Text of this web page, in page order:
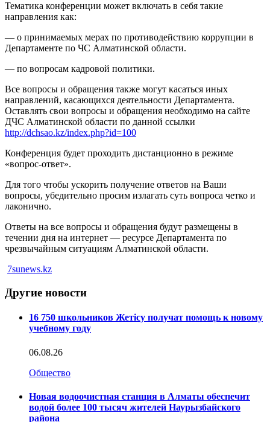
Тематика конференции может включать в себя такие
направления как:
— о принимаемых мерах по противодействию коррупции в
Департаменте по ЧС Алматинской области.
— по вопросам кадровой политики.
Все вопросы и обращения также могут касаться иных
направлений, касающихся деятельности Департамента.
Оставлять свои вопросы и обращения необходимо на сайте
ДЧС Алматинской области по данной ссылки
http://dchsao.kz/index.php?id=100
Конференция будет проходить дистанционно в режиме
«вопрос-ответ».
Для того чтобы ускорить получение ответов на Ваши
вопросы, убедительно просим излагать суть вопроса четко и
лаконично.
Ответы на все вопросы и обращения будут размещены в
течении дня на интернет — ресурсе Департамента по
чрезвычайным ситуациям Алматинской области.
7sunews.kz
Другие новости
16 750 школьников Жетісу получат помощь к новому
учебному году
06.08.26
Общество
Новая водоочистная станция в Алматы обеспечит
водой более 100 тысяч жителей Наурызбайского
района